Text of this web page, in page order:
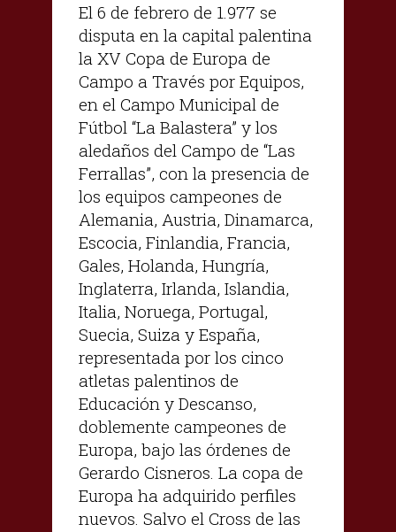
El 6 de febrero de 1.977 se
disputa en la capital palentina
la XV Copa de Europa de
Campo a Través por Equipos,
en el Campo Municipal de
Fútbol “La Balastera” y los
aledaños del Campo de “Las
Ferrallas”, con la presencia de
los equipos campeones de
Alemania, Austria, Dinamarca,
Escocia, Finlandia, Francia,
Gales, Holanda, Hungría,
Inglaterra, Irlanda, Islandia,
Italia, Noruega, Portugal,
Suecia, Suiza y España,
representada por los cinco
atletas palentinos de
Educación y Descanso,
doblemente campeones de
Europa, bajo las órdenes de
Gerardo Cisneros. La copa de
Europa ha adquirido perfiles
nuevos. Salvo el Cross de las